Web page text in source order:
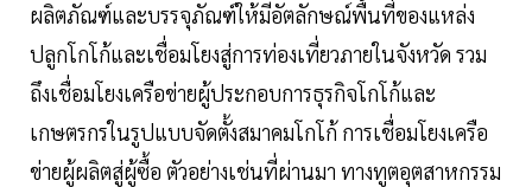
ผลิตภัณฑ์และบรรจุภัณฑ์ให้มีอัตลักษณ์พื้นที่ของแหล่ง
ปลูกโกโก้และเชื่อมโยงสู่การท่องเที่ยวภายในจังหวัด รวม
ถึงเชื่อมโยงเครือข่ายผู้ประกอบการธุรกิจโกโก้และ
เกษตรกรในรูปแบบจัดตั้งสมาคมโกโก้ การเชื่อมโยงเครือ
ข่ายผู้ผลิตสู่ผู้ซื้อ ตัวอย่างเช่นที่ผ่านมา ทางทูตอุตสาหกรรม